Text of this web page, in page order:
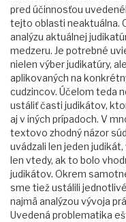
pred účinnosťou
tejto oblasti neaktuálna.
analýzu aktuálnej
medzeru. Je potrebné
nielen výber judikatúry,
aplikovaných na
cudzincov. Účelom teda
ustáliť časti judikátov,
aj v iných prípadoch. V
textovo zhodný názor
uvádzali len jeden
len vtedy, ak to bolo
judikátov. Okrem
sme tiež ustálili
najmä analýzou vývoja
Uvedená problematika